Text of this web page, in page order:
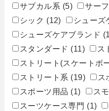
サブカル系 (5) サーフ
シック (12) シューズ
シューズケアブランド
スタンダード (11) ス
ストリート(スケートボ
ストリート系 (19) ス
スポーツ用品 (1) ス
スーツケース専門 (1)